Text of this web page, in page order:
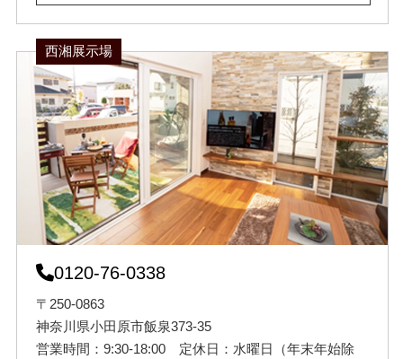
西湘展示場
0120-76-0338
〒250-0863
神奈川県小田原市飯泉373-35
営業時間：9:30-18:00 定休日：水曜日（年末年始除